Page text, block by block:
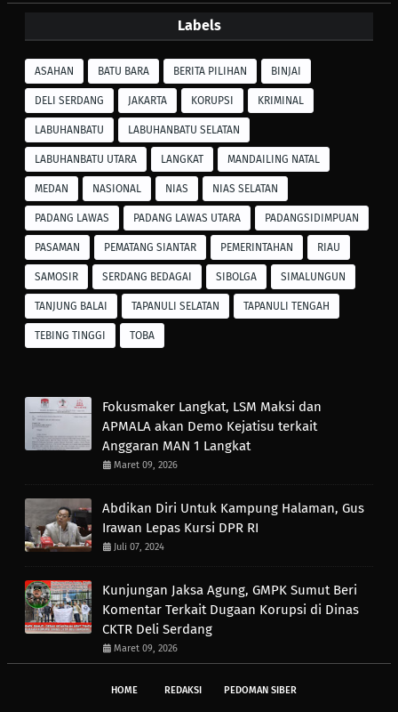
Labels
ASAHAN BATU BARA BERITA PILIHAN BINJAI
DELI SERDANG JAKARTA KORUPSI KRIMINAL
LABUHANBATU LABUHANBATU SELATAN
LABUHANBATU UTARA LANGKAT MANDAILING NATAL
MEDAN NASIONAL NIAS NIAS SELATAN
PADANG LAWAS PADANG LAWAS UTARA PADANGSIDIMPUAN
PASAMAN PEMATANG SIANTAR PEMERINTAHAN RIAU
SAMOSIR SERDANG BEDAGAI SIBOLGA SIMALUNGUN
TANJUNG BALAI TAPANULI SELATAN TAPANULI TENGAH
TEBING TINGGI TOBA
Fokusmaker Langkat, LSM Maksi dan
APMALA akan Demo Kejatisu terkait
Anggaran MAN 1 Langkat
Maret 09, 2026
Abdikan Diri Untuk Kampung Halaman, Gus
Irawan Lepas Kursi DPR RI
Juli 07, 2024
Kunjungan Jaksa Agung, GMPK Sumut Beri
Komentar Terkait Dugaan Korupsi di Dinas
CKTR Deli Serdang
Maret 09, 2026
HOME REDAKSI PEDOMAN SIBER